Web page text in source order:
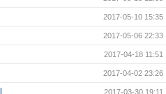
2017-05-10 15:35
2017-05-06 22:33
2017-04-18 11:51
2017-04-02 23:26
2017-03-30 19:11